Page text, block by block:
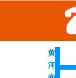
黄
河